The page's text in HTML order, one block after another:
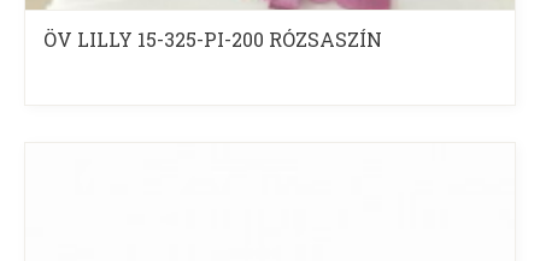
ÖV LILLY 15-325-PI-200 RÓZSASZÍN